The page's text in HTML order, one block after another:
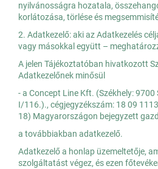
nyilvánosságra hozatala,
korlátozása, törlése és
2. Adatkezelő: aki az Adatkezelés
vagy másokkal együtt –
A jelen Tájékoztatóban hivatkozott
Adatkezelőnek minősül
- a Concept Line Kft. (Székhely:
I/116.)., cégjegyzékszám: 18 09
18) Magyarországon bejegyzett
a továbbiakban adatkezelő.
Adatkezelő a honlap üzemeltetője,
szolgáltatást végez, és ezen